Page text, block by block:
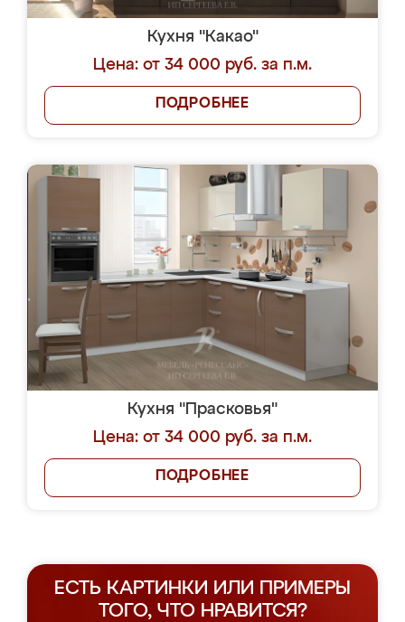
Кухня "Какао"
Цена: от 34 000 руб. за п.м.
ПОДРОБНЕЕ
Кухня "Прасковья"
Цена: от 34 000 руб. за п.м.
ПОДРОБНЕЕ
ЕСТЬ КАРТИНКИ ИЛИ ПРИМЕРЫ
ТОГО, ЧТО НРАВИТСЯ?